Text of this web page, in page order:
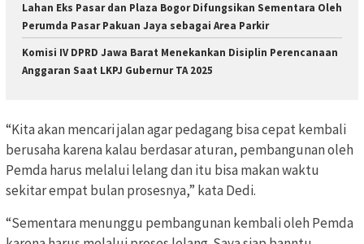
Lahan Eks Pasar dan Plaza Bogor Difungsikan Sementara Oleh
Perumda Pasar Pakuan Jaya sebagai Area Parkir
Komisi IV DPRD Jawa Barat Menekankan Disiplin Perencanaan
Anggaran Saat LKPJ Gubernur TA 2025
“Kita akan mencari jalan agar pedagang bisa cepat kembali
berusaha karena kalau berdasar aturan, pembangunan oleh
Pemda harus melalui lelang dan itu bisa makan waktu
sekitar empat bulan prosesnya,” kata Dedi.
“Sementara menunggu pembangunan kembali oleh Pemda